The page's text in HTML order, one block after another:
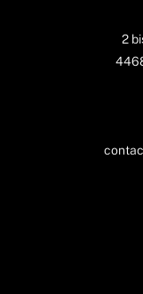
2